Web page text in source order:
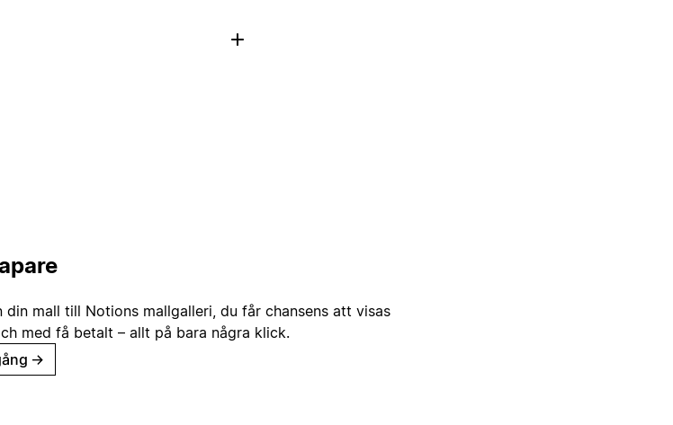
din mall till Notions mallgalleri, du får chansens att visas
med få betalt – allt på bara några klick.
→